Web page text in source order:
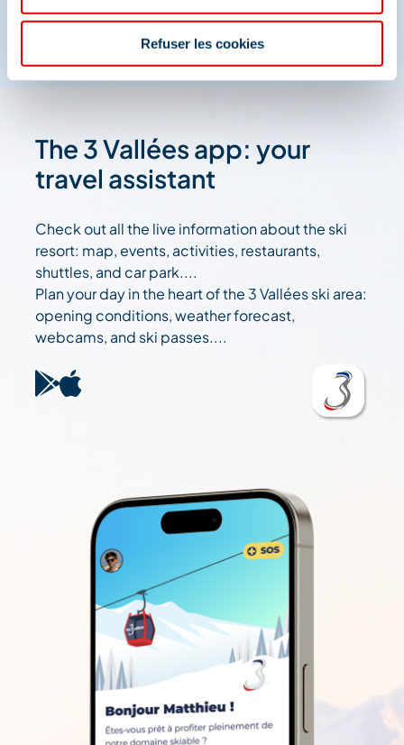
Refuser les cookies
The 3 Vallées app: your
travel assistant
Check out all the live information about the ski
resort: map, events, activities, restaurants,
shuttles, and car park....
Plan your day in the heart of the 3 Vallées ski area:
opening conditions, weather forecast,
webcams, and ski passes....